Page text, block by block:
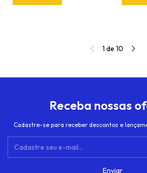
1 de 10
Receba nossas
Cadastre-se para receber descontos e